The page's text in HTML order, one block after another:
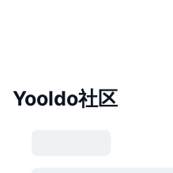
Yooldo社区